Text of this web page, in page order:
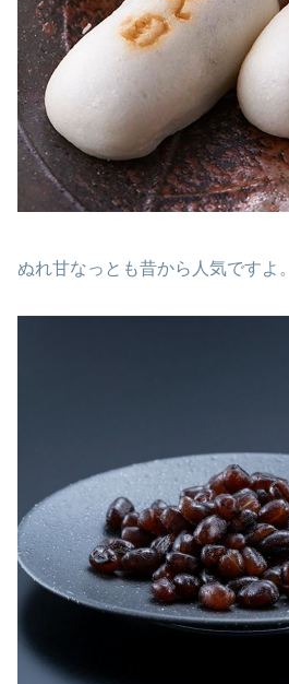
ぬれ甘なっとも昔から人気ですよ。